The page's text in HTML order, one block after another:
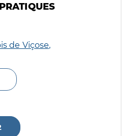
de Viçose,